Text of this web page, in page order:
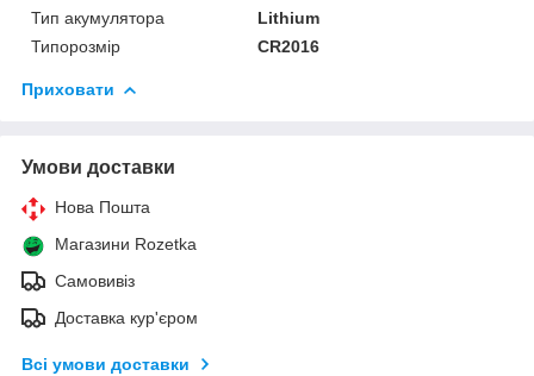
Тип акумулятора
Lithium
Типорозмір
CR2016
Приховати
Умови доставки
Нова Пошта
Магазини Rozetka
Самовивіз
Доставка кур'єром
Всі умови доставки